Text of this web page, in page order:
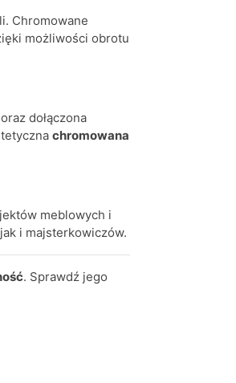
Chromowane
możliwości obrotu
dołączona
chromowana
meblowych i
i majsterkowiczów.
. Sprawdź jego